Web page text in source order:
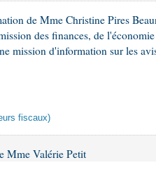
de Mme Christine Pires
des finances, de
mission d'information sur les
fiscaux)
Mme Valérie Petit